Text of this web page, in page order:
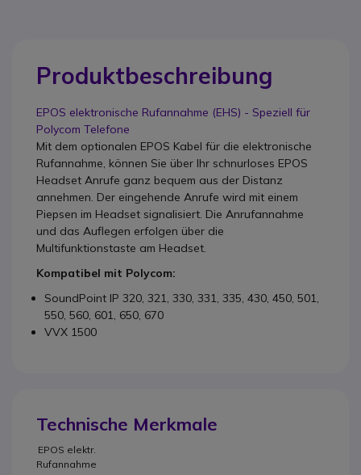
Produktbeschreibung
EPOS elektronische Rufannahme (EHS) - Speziell für
Polycom Telefone
Mit dem optionalen EPOS Kabel für die elektronische
Rufannahme, können Sie über Ihr schnurloses EPOS
Headset Anrufe ganz bequem aus der Distanz
annehmen. Der eingehende Anrufe wird mit einem
Piepsen im Headset signalisiert. Die Anrufannahme
und das Auflegen erfolgen über die
Multifunktionstaste am Headset.
Kompatibel mit Polycom:
SoundPoint IP 320, 321, 330, 331, 335, 430, 450, 501,
550, 560, 601, 650, 670
VVX 1500
Technische Merkmale
EPOS elektr.
Rufannahme